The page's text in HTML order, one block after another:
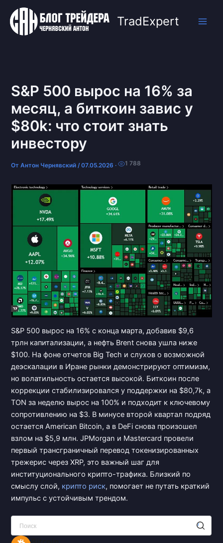
Перейти
содержимому
TradExpert
S&P 500 вырос на 16% за
месяц, а биткоин завис у
$80k: что стоит знать
инвестору
ОтАнтон Чернявский/07.05.2026 · 1 788
S&P 500 вырос на 16% с конца марта, добавив $9,6
трлн капитализации, а нефть Brent снова ушла ниже
$100. На фоне отчетов Big Tech и слухов о возможной
деэскалации в Иране рынки демонстрируют оптимизм,
но волатильность остается высокой. Биткоин после
коррекции стабилизировался у поддержки на $80,7k, а
TON за неделю вырос на 100% и подходит к ключевому
сопротивлению на $3. В минусе второй квартал подряд
остается American Bitcoin, а в DeFi снова произошел
взлом на $5,9 млн. JPMorgan и Mastercard провели
первый трансграничный перевод токенизированных
трежерис через XRP, это важный шаг для
институционального крипто-трафика. Близкий по
смыслу слой, крипто риск, помогает не путать краткий
импульс с устойчивым трендом.